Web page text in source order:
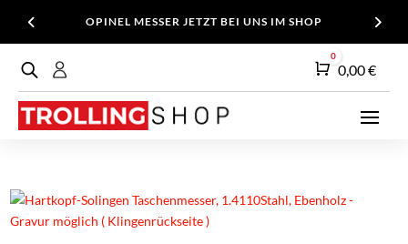
OPINEL MESSER JETZT BEI UNS IM SHOP
Warenkorb
0
0,00€